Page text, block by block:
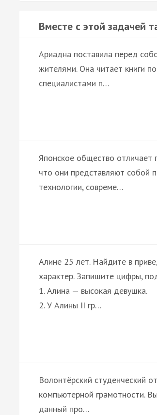
Вместе с этой задачей
Ариадна поставила перед
жителями. Она читает книги
специалистами п…
Японское общество отличает
что они представляют собой
технологии, совреме…
Алине 25 лет. Найдите в
характер. Запишите цифры,
1. Алина — высокая девушка.
2. У Алины II гр…
Волонтёрский студенческий
компьютерной грамотности.
данный про…